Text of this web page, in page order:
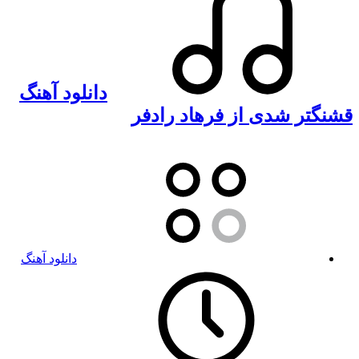
دانلود آهنگ
قشنگتر شدی از فرهاد رادفر
دانلود آهنگ